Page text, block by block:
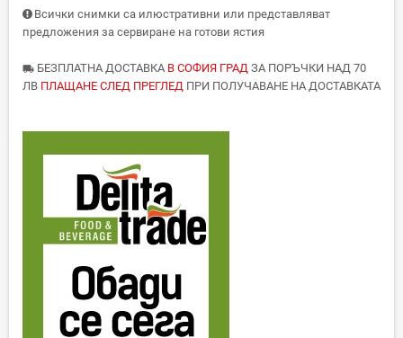
Всички снимки са илюстративни или представляват
предложения за сервиране на готови ястия
local_shipping БЕЗПЛАТНА ДОСТАВКА В СОФИЯ ГРАД ЗА ПОРЪЧКИ НАД 70
ЛВ ПЛАЩАНЕ СЛЕД ПРЕГЛЕД ПРИ ПОЛУЧАВАНЕ НА ДОСТАВКАТА